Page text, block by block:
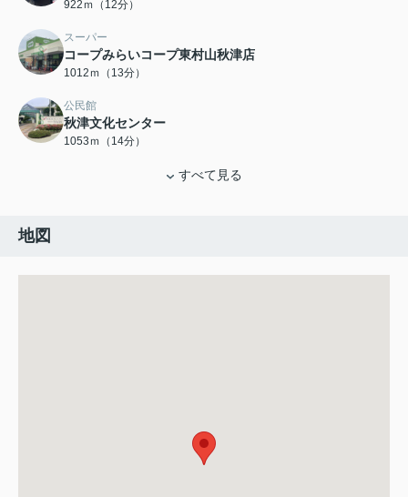
922ｍ（12分）
スーパー
コープみらいコープ東村山秋津店
1012ｍ（13分）
公民館
秋津文化センター
1053ｍ（14分）
すべて見る
地図